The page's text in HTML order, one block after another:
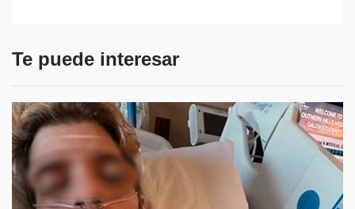
Te puede interesar